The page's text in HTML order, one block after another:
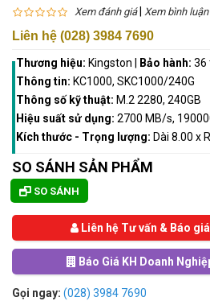
Xem đánh giá| Xem bình luận
Liên hệ (028) 3984 7690
Thương hiệu: Kingston Bảo hành: 36
Thông tin: KC1000, SKC1000/240G
Thông số kỹ thuật: M.2 2280, 240GB
Hiệu suất sử dụng: 2700 MB/s,
Kích thước - Trọng lượng: Dài 8.00 x
SO SÁNH SẢN PHẨM
SO SÁNH
Liên hệ Tư vấn & Báo giá
Báo Giá KH Doanh
Gọi ngay: (028) 3984 7690